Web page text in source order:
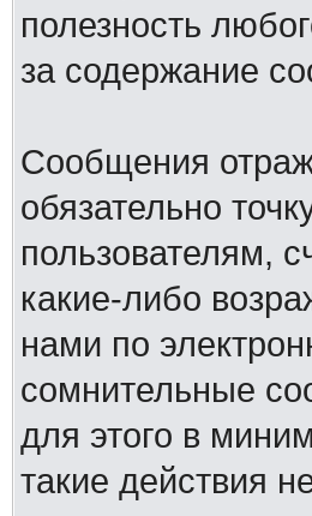
полезность
за содержание
Сообщения
обязательно
пользователям,
какие-либо
нами по
сомнительные
для этого в
такие действия